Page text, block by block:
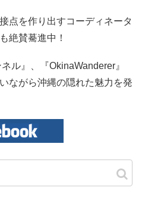
点を作り出すコーディネータ
絶賛驀進中！
ル』、『OkinaWanderer』
ながら沖縄の隠れた魅力を発